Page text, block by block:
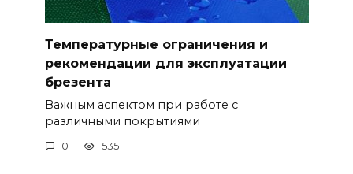
Температурные ограничения и
рекомендации для эксплуатации
брезента
Важным аспектом при работе с
различными покрытиями
0 535